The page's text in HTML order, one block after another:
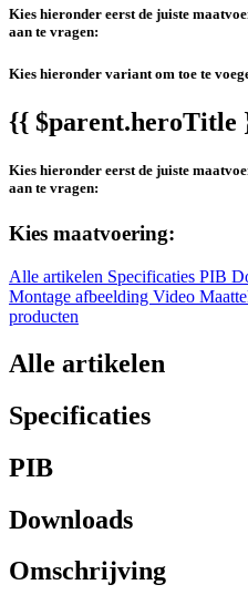
Kies hieronder eerst de juiste
aan te vragen:
Kies hieronder variant om toe te
{{ $parent.heroTitle
Kies hieronder eerst de juiste
aan te vragen:
Kies maatvoering:
Alle artikelen Specificaties PIB
Montage afbeelding Video
producten
Alle artikelen
Specificaties
PIB
Downloads
Omschrijving